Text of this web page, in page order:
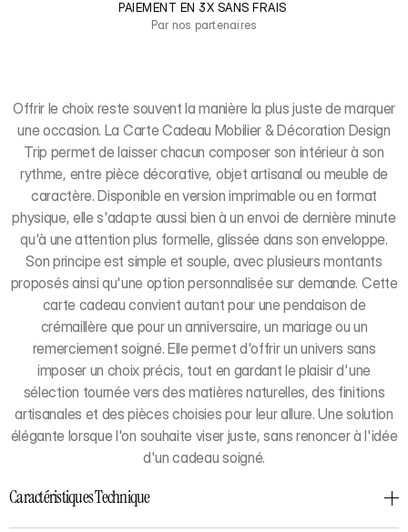
PAIEMENT EN 3X SANS FRAIS
Par nos partenaires
Offrir le choix reste souvent la manière la plus juste de marquer
une occasion. La Carte Cadeau Mobilier & Décoration Design
Trip permet de laisser chacun composer son intérieur à son
rythme, entre pièce décorative, objet artisanal ou meuble de
caractère. Disponible en version imprimable ou en format
physique, elle s'adapte aussi bien à un envoi de dernière minute
qu'à une attention plus formelle, glissée dans son enveloppe.
Son principe est simple et souple, avec plusieurs montants
proposés ainsi qu'une option personnalisée sur demande. Cette
carte cadeau convient autant pour une pendaison de
crémaillère que pour un anniversaire, un mariage ou un
remerciement soigné. Elle permet d'offrir un univers sans
imposer un choix précis, tout en gardant le plaisir d'une
sélection tournée vers des matières naturelles, des finitions
artisanales et des pièces choisies pour leur allure. Une solution
élégante lorsque l'on souhaite viser juste, sans renoncer à l'idée
d'un cadeau soigné.
Caractéristiques Technique